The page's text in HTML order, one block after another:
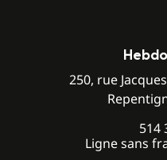
250, rue
514
Ligne sans